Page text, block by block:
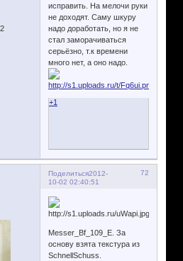
исправить. На мелочи руки
не доходят. Саму шкуру
надо доработать, но я не
стал заморачиваться
серьёзно, т.к времени
много нет, а оно надо.
+1
Поделиться 72
2012-
10-02 02:40:51
Messer_Bf_109_E. За
основу взята текстура из
SchnellSchuss.